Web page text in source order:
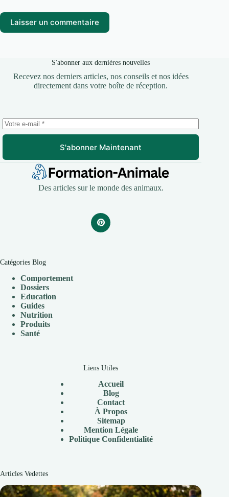
Laisser un commentaire
S'abonner aux dernières nouvelles
Recevez nos derniers articles, nos conseils et nos idées
directement dans votre boîte de réception.
S'abonner Maintenant
Des articles sur le monde des animaux.
Catégories Blog
Comportement
Dossiers
Education
Guides
Nutrition
Produits
Santé
Liens Utiles
Accueil
Blog
Contact
À Propos
Sitemap
Mention Légale
Politique Confidentialité
Articles Vedettes